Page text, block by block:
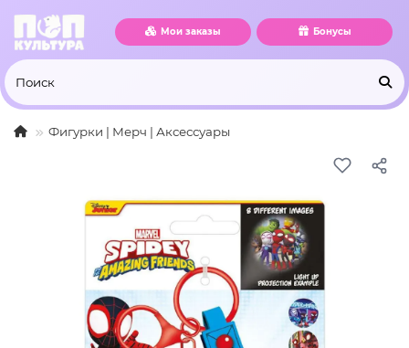
Мои заказы Бонусы
Фигурки | Мерч | Аксессуары